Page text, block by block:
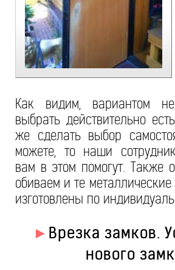
Как видим, вариантом
выбрать действительно
же сделать выбор
можете, то наши
вам в этом помогут. Также
обиваем и те
изготовлены по
► Врезка замков.
нового